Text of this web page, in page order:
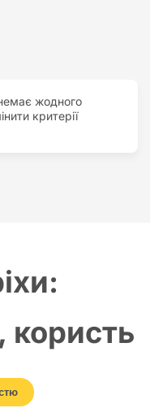
жодного
критерії
користь
ринку